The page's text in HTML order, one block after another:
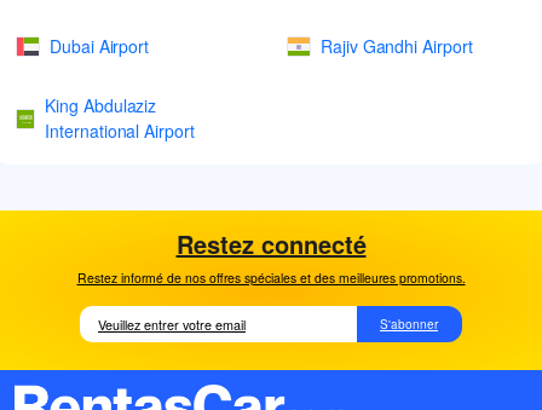
Dubai Airport Rajiv Gandhi Airport
King Abdulaziz
International Airport
Restez connecté
Restez informé de nos offres spéciales et des meilleures promotions.
S'abonner